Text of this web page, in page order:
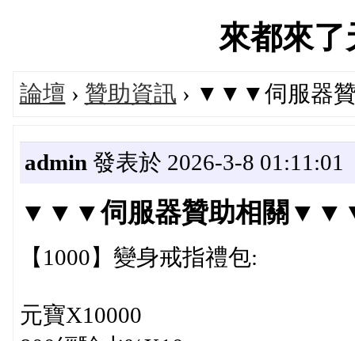
來都來
論壇 › 贊助資訊 › ▼▼▼伺服器
admin 發表於 2026-3-8 01:11:01
▼▼▼伺服器贊助相關
【1000】變身戒指禮包:
元寶X10000